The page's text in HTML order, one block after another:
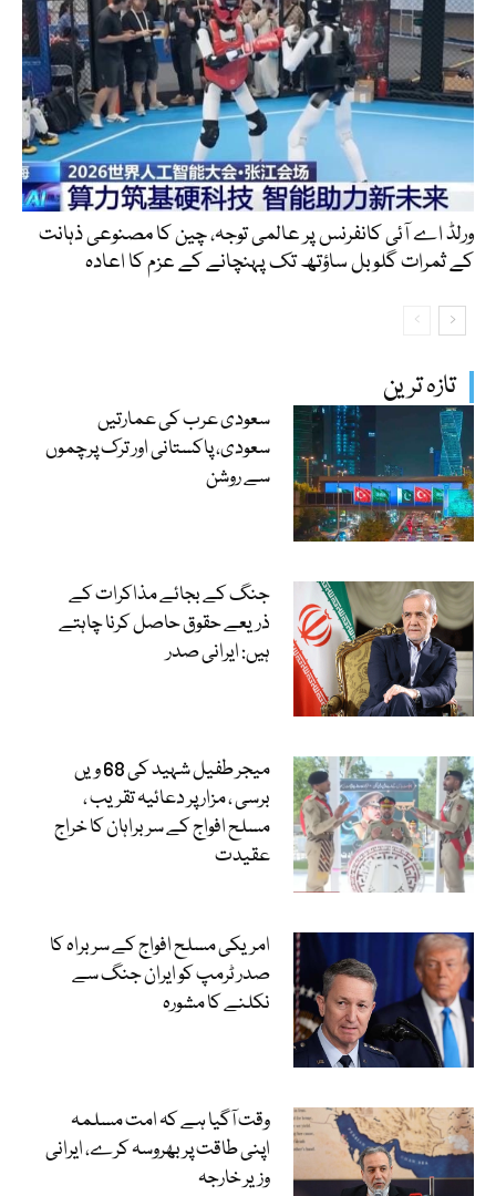
تازہ ترین
سعودی عرب کی عمارتیں
سعودی، پاکستانی اور ترک پرچموں
سے روشن
جنگ کے بجائے مذاکرات کے
ذریعے حقوق حاصل کرنا چاہتے
ہیں: ایرانی صدر
میجر طفیل شہید کی 68 ویں
برسی ، مزار پر دعائیہ تقریب ،
مسلح افواج کے سربراہان کا خراج
عقیدت
امریکی مسلح افواج کے سربراہ کا
صدر ٹرمپ کو ایران جنگ سے
نکلنے کا مشورہ
وقت آگیا ہے کہ امت مسلمہ
اپنی طاقت پر بھروسہ کرے، ایرانی
وزیر خارجہ
ورلڈ اے آئی کانفرنس پر عالمی توجہ، چین کا مصنوعی ذہانت
کے ثمرات گلوبل ساؤتھ تک پہنچانے کے عزم کا اعادہ